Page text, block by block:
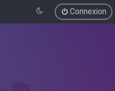
Connexion